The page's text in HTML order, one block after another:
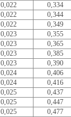
0,022 0,334
0,022 0,344
0,022 0,349
0,023 0,355
0,023 0,365
0,023 0,385
0,023 0,390
0,024 0,406
0,024 0,416
0,025 0,437
0,025 0,447
0,025 0,477